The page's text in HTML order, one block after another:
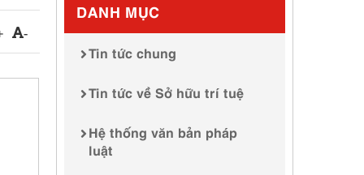
-
DANH MỤC
Tin tức chung
Tin tức về Sở hữu trí tuệ
Hệ thống văn bản pháp
luật